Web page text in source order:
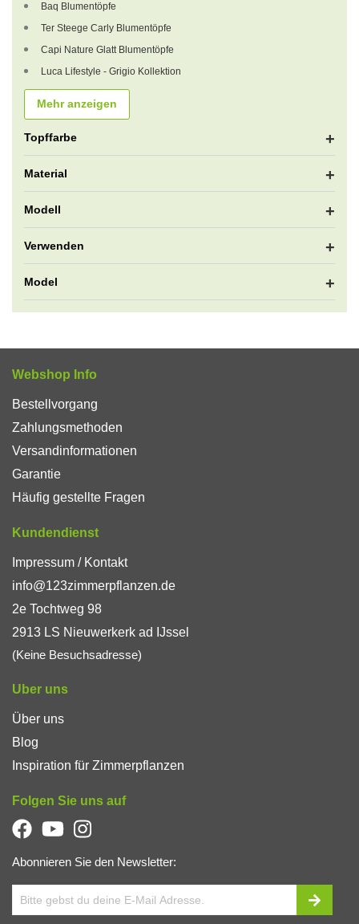
Baq Blumentöpfe
Ter Steege Carly Blumentöpfe
Capi Nature Glatt Blumentöpfe
Luca Lifestyle - Grigio Kollektion
Mehr anzeigen
Topffarbe
Material
Modell
Verwenden
Model
Webshop Info
Bestellvorgang
Zahlungsmethoden
Versandinformationen
Garantie
Häufig gestellte Fragen
Kundendienst
Impressum / Kontakt
info@123zimmerpflanzen.de
2e Tochtweg 98
2913 LS Nieuwerkerk ad IJssel
(Keine Besuchsadresse)
Uber uns
Über uns
Blog
Inspiration für Zimmerpflanzen
Folgen Sie uns auf
Abonnieren Sie den Newsletter: